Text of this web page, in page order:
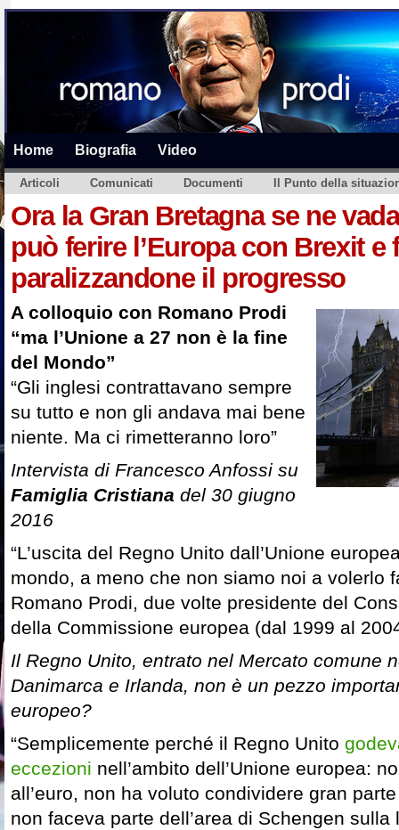
Home Biografia Video
Articoli Comunicati Documenti Il Punto della
Ora la Gran Bretagna se ne
può ferire l’Europa con Brexit e
paralizzandone il progresso
A colloquio con Romano Prodi
“ma l’Unione a 27 non è la fine
del Mondo”
“Gli inglesi contrattavano sempre
su tutto e non gli andava mai bene
niente. Ma ci rimetteranno loro”
Intervista di Francesco Anfossi su
Famiglia Cristiana del 30 giugno
2016
“L’uscita del Regno Unito dall’Unione
mondo, a meno che non siamo noi a volerlo
Romano Prodi, due volte presidente del
della Commissione europea (dal 1999 al
Il Regno Unito, entrato nel Mercato comune
Danimarca e Irlanda, non è un pezzo
europeo?
“Semplicemente perché il Regno Unito
eccezioni nell’ambito dell’Unione europea:
all’euro, non ha voluto condividere gran
non faceva parte dell’area di Schengen